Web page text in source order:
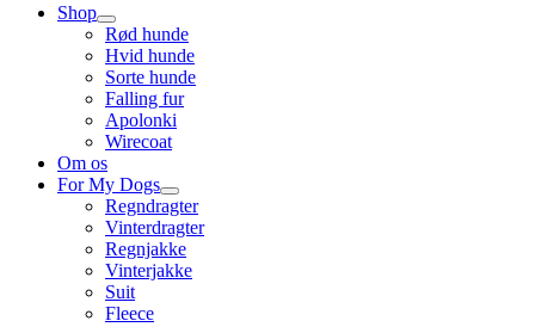
Shop
Rød hunde
Hvid hunde
Sorte hunde
Falling fur
Apolonki
Wirecoat
Om os
For My Dogs
Regndragter
Vinterdragter
Regnjakke
Vinterjakke
Suit
Fleece